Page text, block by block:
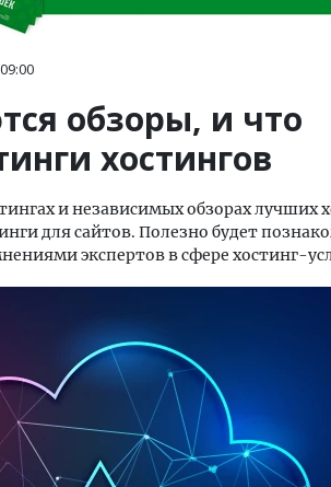
09:00
обзоры, и что
хостингов
и независимых обзорах лучших
для сайтов. Полезно будет
экспертов в сфере хостинг-